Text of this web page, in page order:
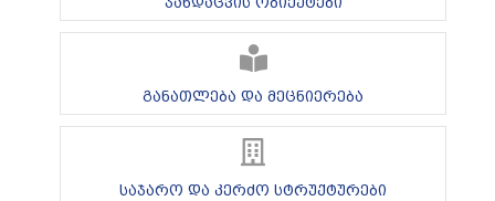
განათლება და მეცნიერება
საჯარო და კერძო სტრუქტურები